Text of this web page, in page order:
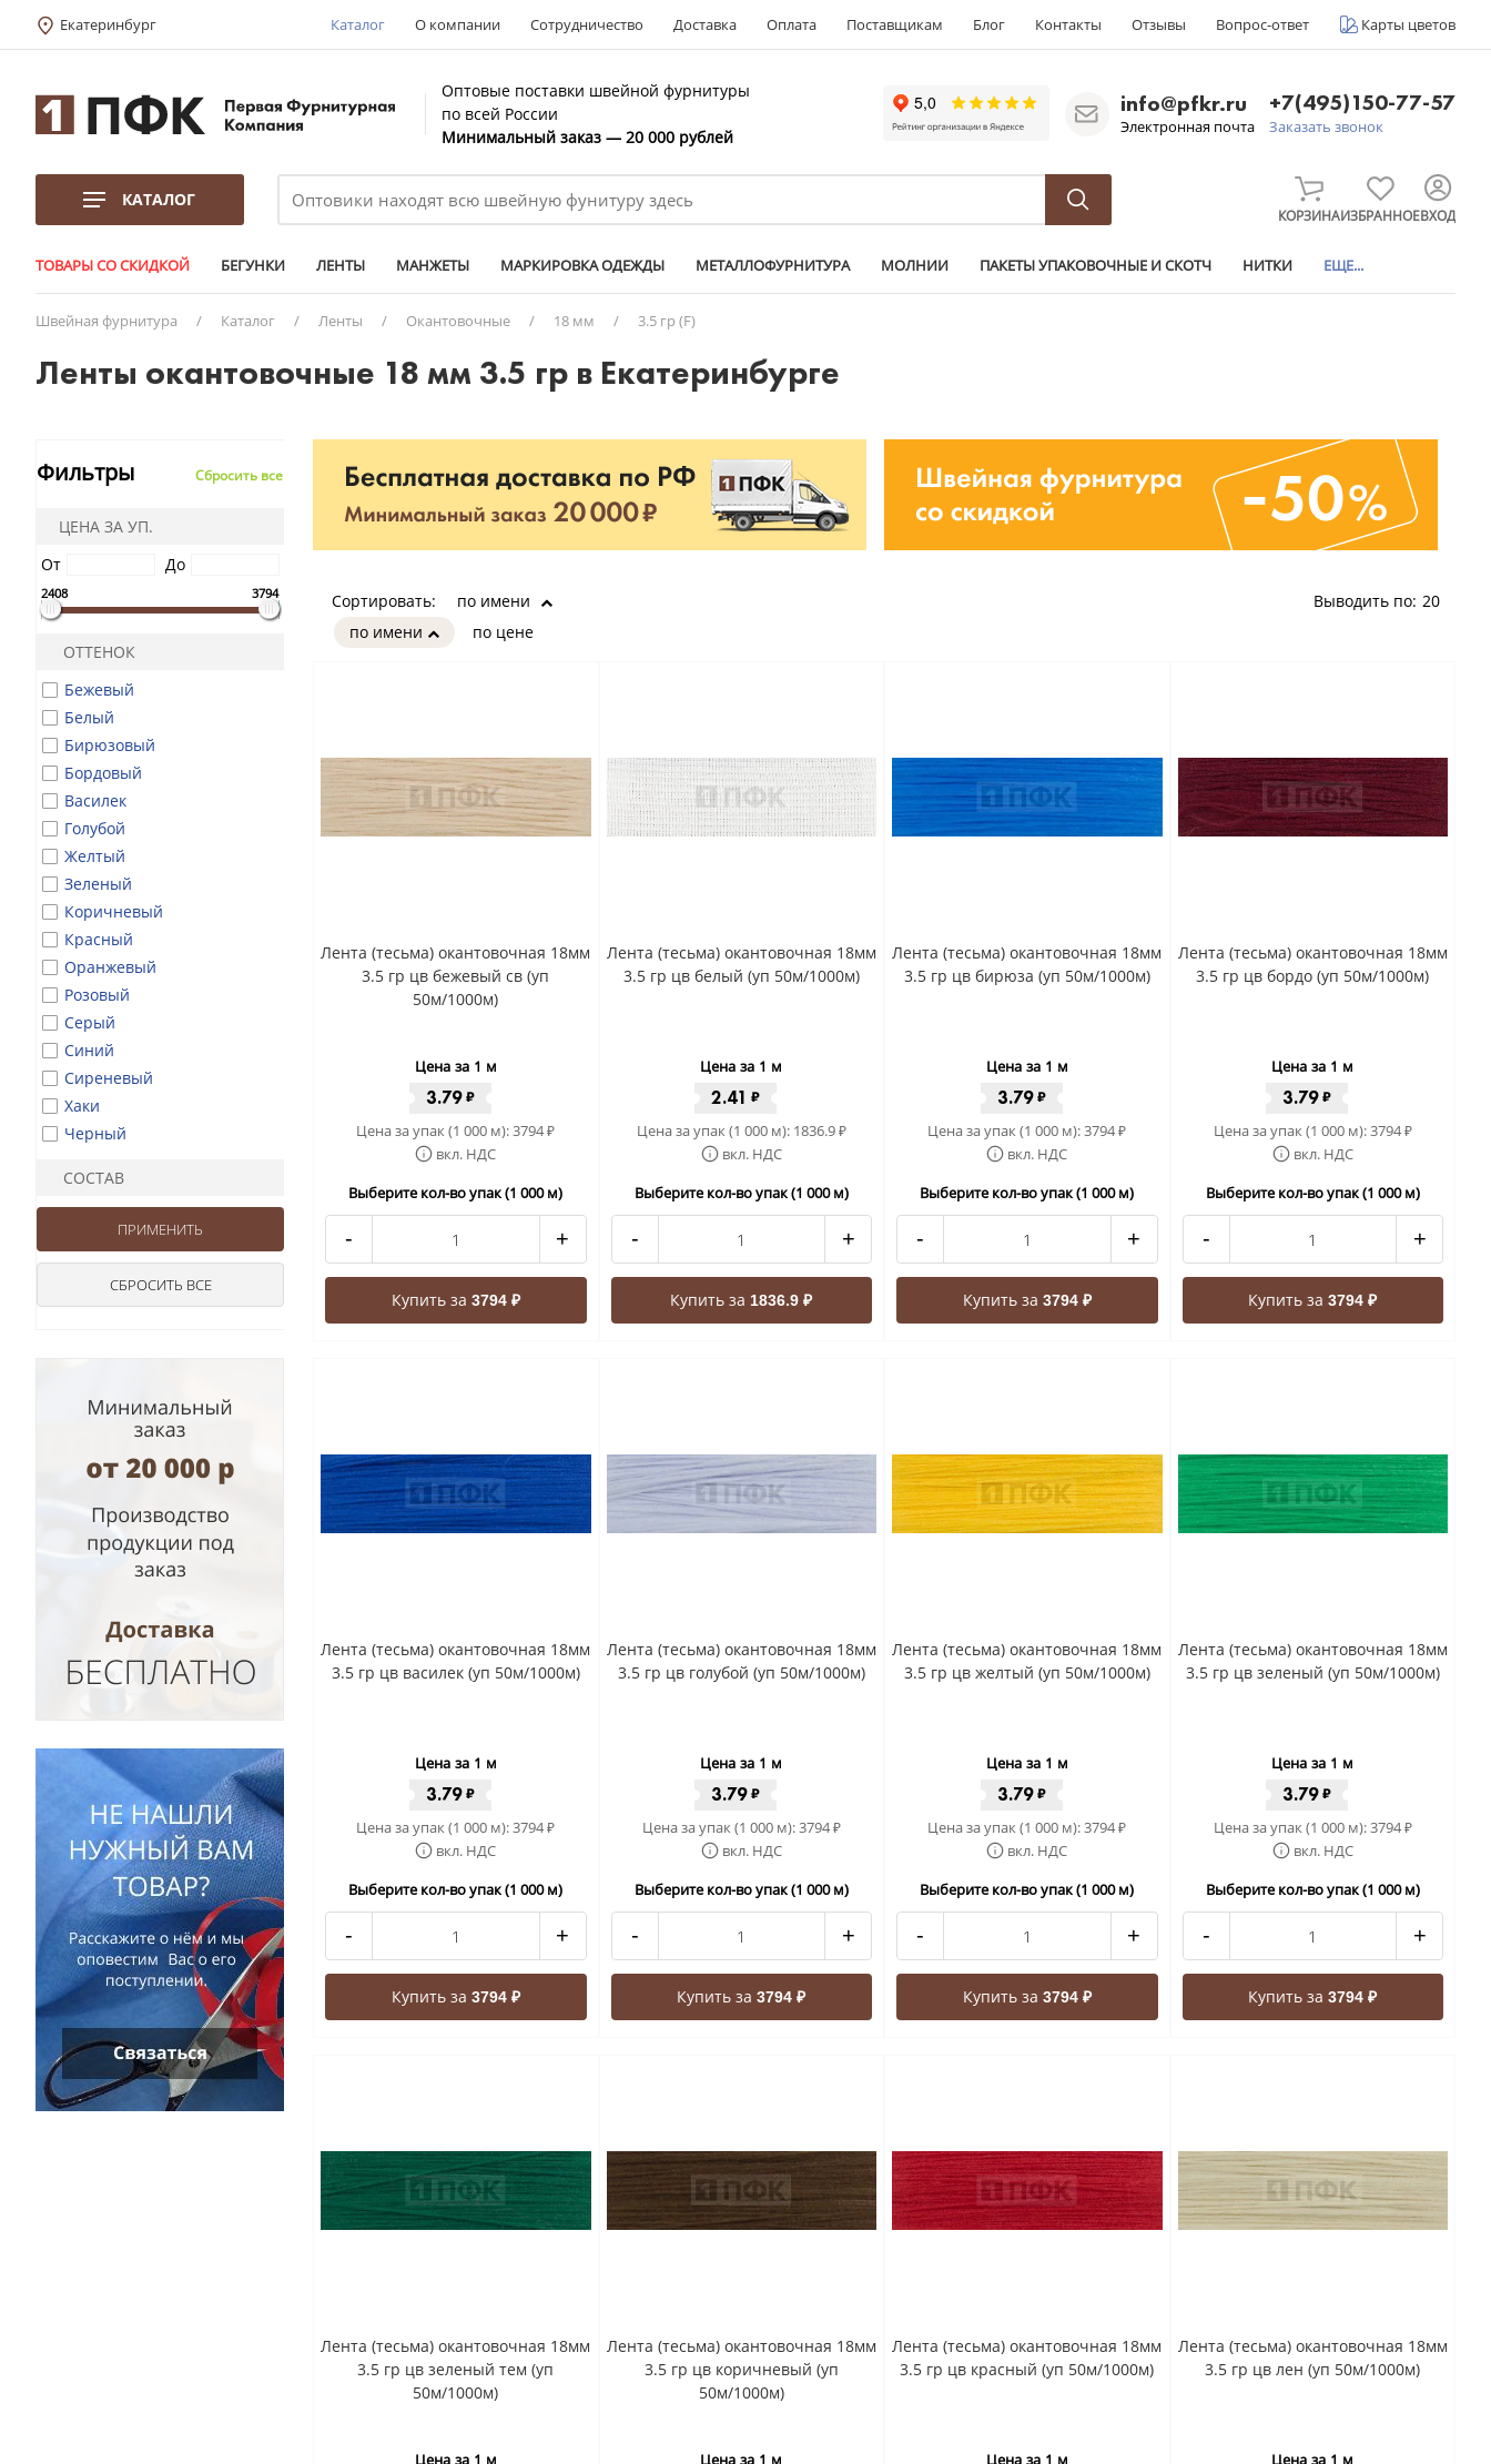
Екатеринбург Каталог О компании Сотрудничество Доставка Оплата Поставщикам Блог Контакты Отзывы Вопрос-ответ Карты цветов
Оптовые поставки швейной фурнитуры
по всей России
Минимальный заказ — 20 000 рублей
info@pfkr.ru
Электронная почта
+7(495)150-77-57
Заказать звонок
КАТАЛОГ
КОРЗИНАИЗБРАННОЕВХОД
ТОВАРЫ СО СКИДКОЙ БЕГУНКИ ЛЕНТЫ МАНЖЕТЫ МАРКИРОВКА ОДЕЖДЫ МЕТАЛЛОФУРНИТУРА МОЛНИИ ПАКЕТЫ УПАКОВОЧНЫЕ И СКОТЧ НИТКИ ЕЩЕ...
Швейная фурнитура / Каталог / Ленты / Окантовочные / 18 мм / 3.5 гр (F)
Ленты окантовочные 18 мм 3.5 гр в Екатеринбурге
Фильтры Сбросить все
ЦЕНА ЗА УП.
От
До
2408 3794
ОТТЕНОК
Бежевый
Белый
Бирюзовый
Бордовый
Василек
Голубой
Желтый
Зеленый
Коричневый
Красный
Оранжевый
Розовый
Серый
Синий
Сиреневый
Хаки
Черный
СОСТАВ
Сортировать:
по имени
по цене
по имени Выводить по: 20
Лента (тесьма) окантовочная 18мм
3.5 гр цв бежевый св (уп
50м/1000м)
Цена за 1 м
3.79₽
Цена за упак (1 000 м):3794₽
вкл. НДС
Выберите кол-во упак (1 000 м)
- +
Купить за 3794 ₽
Лента (тесьма) окантовочная 18мм
3.5 гр цв белый (уп 50м/1000м)
Цена за 1 м
2.41 ₽
Цена за упак (1 000 м): 1836.9₽
вкл. НДС
Выберите кол-во упак (1 000 м)
- +
Купить за1836.9 ₽
Лента (тесьма) окантовочная 18мм
3.5 гр цв бирюза (уп 50м/1000м)
Цена за 1 м
3.79₽
Цена за упак (1 000 м):3794₽
вкл. НДС
Выберите кол-во упак (1 000 м)
- +
Купить за 3794 ₽
Лента (тесьма) окантовочная 18мм
3.5 гр цв бордо (уп 50м/1000м)
Цена за 1 м
3.79₽
Цена за упак (1 000 м):3794₽
вкл. НДС
Выберите кол-во упак (1 000 м)
- +
Купить за3794 ₽
Лента (тесьма) окантовочная 18мм
3.5 гр цв василек (уп 50м/1000м)
Цена за 1 м
3.79₽
Цена за упак (1 000 м):3794₽
вкл. НДС
Выберите кол-во упак (1 000 м)
- +
Купить за 3794 ₽
Лента (тесьма) окантовочная 18мм
3.5 гр цв голубой (уп 50м/1000м)
Цена за 1 м
3.79₽
Цена за упак (1 000 м):3794₽
вкл. НДС
Выберите кол-во упак (1 000 м)
- +
Купить за3794 ₽
Лента (тесьма) окантовочная 18мм
3.5 гр цв желтый (уп 50м/1000м)
Цена за 1 м
3.79₽
Цена за упак (1 000 м):3794₽
вкл. НДС
Выберите кол-во упак (1 000 м)
- +
Купить за 3794 ₽
Лента (тесьма) окантовочная 18мм
3.5 гр цв зеленый (уп 50м/1000м)
Цена за 1 м
3.79₽
Цена за упак (1 000 м):3794₽
вкл. НДС
Выберите кол-во упак (1 000 м)
- +
Купить за3794 ₽
Лента (тесьма) окантовочная 18мм
3.5 гр цв зеленый тем (уп
50м/1000м)
Цена за 1 м
Лента (тесьма) окантовочная 18мм
3.5 гр цв коричневый (уп
50м/1000м)
Цена за 1 м
Лента (тесьма) окантовочная 18мм
3.5 гр цв красный (уп 50м/1000м)
Цена за 1 м
Лента (тесьма) окантовочная 18мм
3.5 гр цв лен (уп 50м/1000м)
Цена за 1 м